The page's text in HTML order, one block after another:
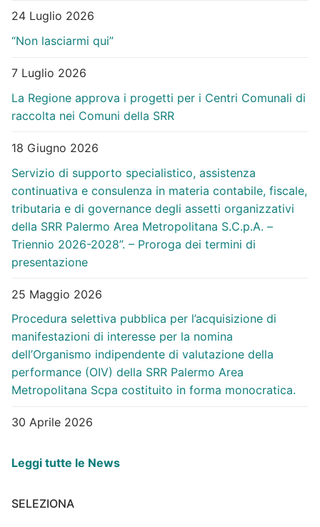
24 Luglio 2026
“Non lasciarmi qui”
7 Luglio 2026
La Regione approva i progetti per i Centri Comunali di
raccolta nei Comuni della SRR
18 Giugno 2026
Servizio di supporto specialistico, assistenza
continuativa e consulenza in materia contabile, fiscale,
tributaria e di governance degli assetti organizzativi
della SRR Palermo Area Metropolitana S.C.p.A. –
Triennio 2026-2028”. – Proroga dei termini di
presentazione
25 Maggio 2026
Procedura selettiva pubblica per l’acquisizione di
manifestazioni di interesse per la nomina
dell’Organismo indipendente di valutazione della
performance (OIV) della SRR Palermo Area
Metropolitana Scpa costituito in forma monocratica.
30 Aprile 2026
Leggi tutte le News
SELEZIONA